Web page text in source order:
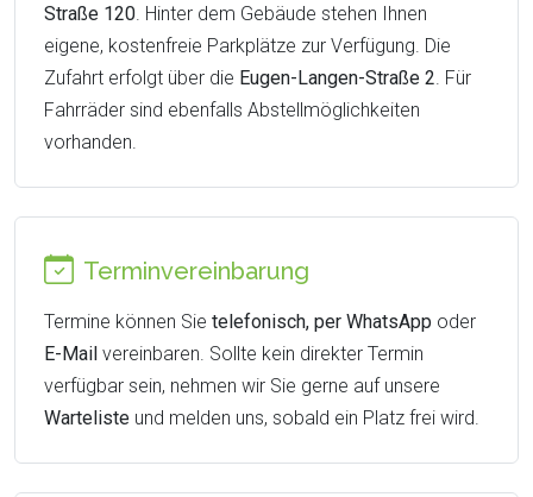
Straße 120. Hinter dem Gebäude stehen Ihnen
eigene, kostenfreie Parkplätze zur Verfügung. Die
Zufahrt erfolgt über die Eugen-Langen-Straße 2. Für
Fahrräder sind ebenfalls Abstellmöglichkeiten
vorhanden.
Terminvereinbarung
Termine können Sie telefonisch, per WhatsApp oder
E-Mail vereinbaren. Sollte kein direkter Termin
verfügbar sein, nehmen wir Sie gerne auf unsere
Warteliste und melden uns, sobald ein Platz frei wird.